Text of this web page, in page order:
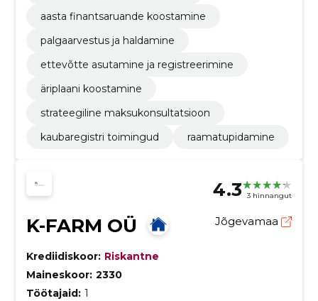
aasta finantsaruande koostamine
palgaarvestus ja haldamine
ettevõtte asutamine ja registreerimine
äriplaani koostamine
strateegiline maksukonsultatsioon
kaubaregistri toimingud
raamatupidamine
4.3 3 hinnangut
K-FARM OÜ Jõgevamaa
Krediidiskoor: Riskantne
Maineskoor: 2330
Töötajaid: 1